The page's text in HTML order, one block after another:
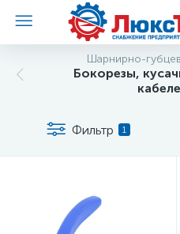
Шарнирно-
Бокорезы,
Фильтр 1